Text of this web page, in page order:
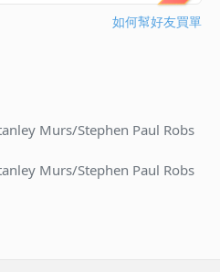
如何幫好友買單
Murs/Stephen Paul Robs
Murs/Stephen Paul Robs